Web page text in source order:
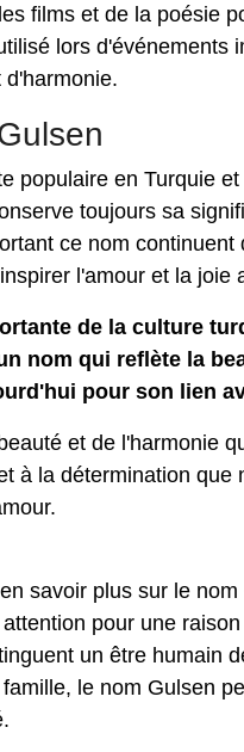
films et de la poésie
lors d'événements
populaire en Turquie
toujours sa
ce nom
l'amour et la joie
de la culture
nom qui reflète la
pour son lien
et de l'harmonie
à la détermination que
savoir plus sur le
pour une
un être humain
le nom Gulsen